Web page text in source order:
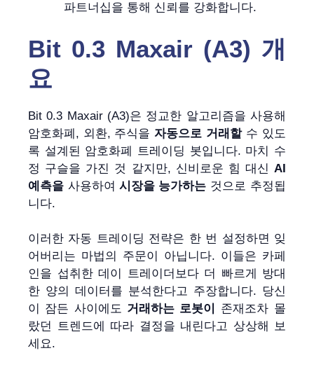
파트너십을 통해 신뢰를 강화합니다.
Bit 0.3 Maxair (A3) 개
요
Bit 0.3 Maxair (A3)은 정교한 알고리즘을 사용해
암호화폐, 외환, 주식을 자동으로 거래할수 있도
록 설계된 암호화폐 트레이딩 봇입니다. 마치 수
정 구슬을 가진 것 같지만, 신비로운 힘 대신 AI
예측을 사용하여 시장을 능가하는 것으로 추정됩
니다.
이러한 자동 트레이딩 전략은 한 번 설정하면 잊
어버리는 마법의 주문이 아닙니다. 이들은 카페
인을 섭취한 데이 트레이더보다 더 빠르게 방대
한 양의 데이터를 분석한다고 주장합니다. 당신
이 잠든 사이에도 거래하는 로봇이
존재조차 몰
랐던 트렌드에 따라 결정을 내린다고 상상해 보
세요.